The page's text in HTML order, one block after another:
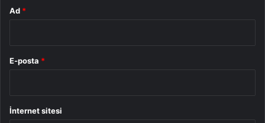
Ad *
E-posta *
İnternet sitesi